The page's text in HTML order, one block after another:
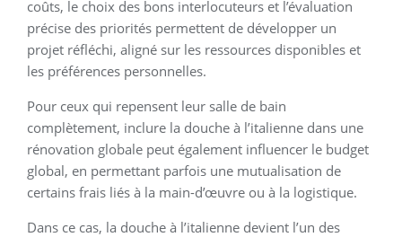
coûts, le choix des bons interlocuteurs et l’évaluation
précise des priorités permettent de développer un
projet réfléchi, aligné sur les ressources disponibles et
les préférences personnelles.
Pour ceux qui repensent leur salle de bain
complètement, inclure la douche à l’italienne dans une
rénovation globale peut également influencer le budget
global, en permettant parfois une mutualisation de
certains frais liés à la main-d’œuvre ou à la logistique.
Dans ce cas, la douche à l’italienne devient l’un des